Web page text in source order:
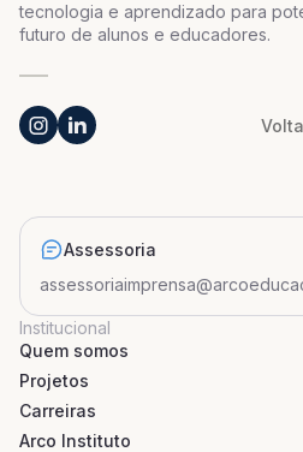
tecnologia e aprendizado para
futuro de alunos e educadores.
Assessoria
Institucional
Quem somos
Projetos
Carreiras
Arco Instituto